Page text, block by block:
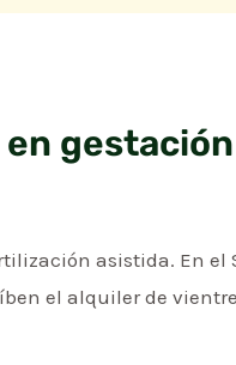
gestación
asistida. En el
el alquiler de